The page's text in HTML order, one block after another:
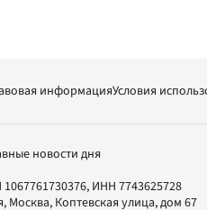
информацияУсловия
новости дня
ИНН 7743625728
Москва, Коптевская улица, дом 67